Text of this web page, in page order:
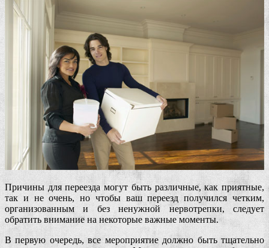
Причины для переезда могут быть различные, как приятные,
так и не очень, но чтобы ваш переезд получился четким,
организованным и без ненужной нервотрепки, следует
обратить внимание на некоторые важные моменты.
В первую очередь, все мероприятие должно быть тщательно